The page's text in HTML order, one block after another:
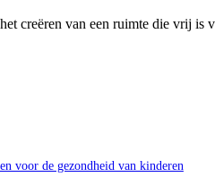
creëren van een ruimte die vrij
voor de gezondheid van kinderen